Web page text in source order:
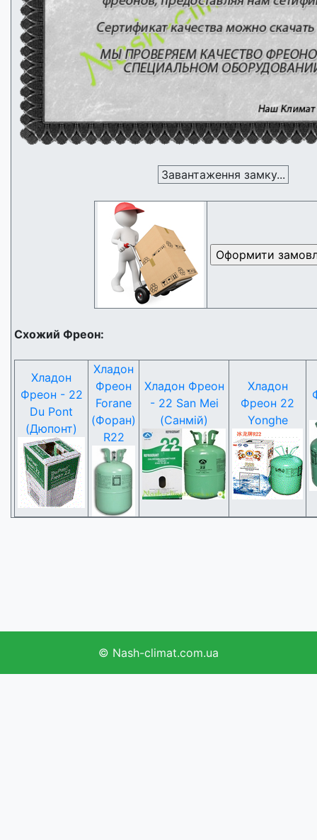
Завантаження замку...
Схожий Фреон:
Хладон
Фреон - 22
Du Pont
(Дюпонт)
Хладон
Фреон
Forane
(Форан)
R22
Хладон Фреон
- 22 San Mei
(Санмій)
Хладон
Фреон 22
Yonghe
© Nash-climat.com.ua